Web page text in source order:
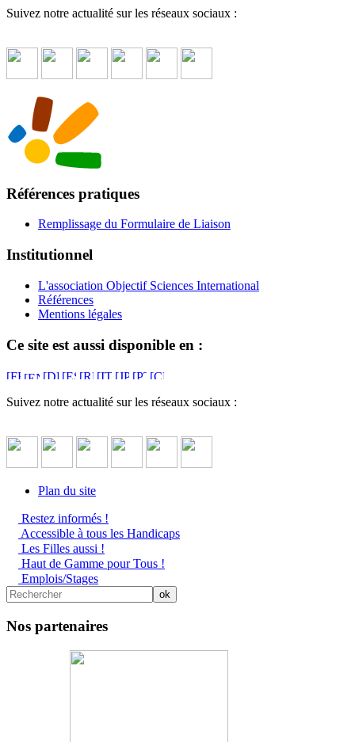
Suivez notre actualité sur les réseaux sociaux :
Références pratiques
Remplissage du Formulaire de Liaison
Institutionnel
L'association Objectif Sciences International
Références
Mentions légales
Ce site est aussi disponible en :
Suivez notre actualité sur les réseaux sociaux :
Plan du site
Restez informés !
Accessible à tous les Handicaps
Les Filles aussi !
Haut de Gamme pour Tous !
Emplois/Stages
Nos partenaires